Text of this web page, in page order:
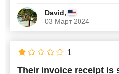
David,
03 Март 2024
Their invoice receipt is
1